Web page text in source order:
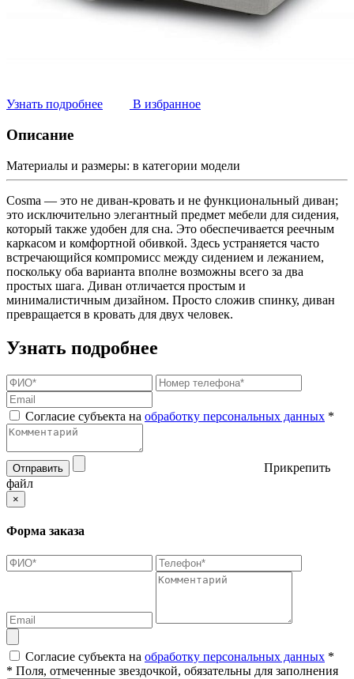
Узнать подробнее В избранное
Описание
Материалы и размеры: в категории модели
Cosma — это не диван-кровать и не функциональный диван;
это исключительно элегантный предмет мебели для сидения,
который также удобен для сна. Это обеспечивается реечным
каркасом и комфортной обивкой. Здесь устраняется часто
встречающийся компромисс между сидением и лежанием,
поскольку оба варианта вполне возможны всего за два
простых шага. Диван отличается простым и
минималистичным дизайном. Просто сложив спинку, диван
превращается в кровать для двух человек.
Узнать подробнее
Согласие субъекта на обработку персональных данных *
Отправить
Прикрепить
файл
×
Форма заказа
Согласие субъекта на обработку персональных данных *
* Поля, отмеченные звездочкой, обязательны для заполнения